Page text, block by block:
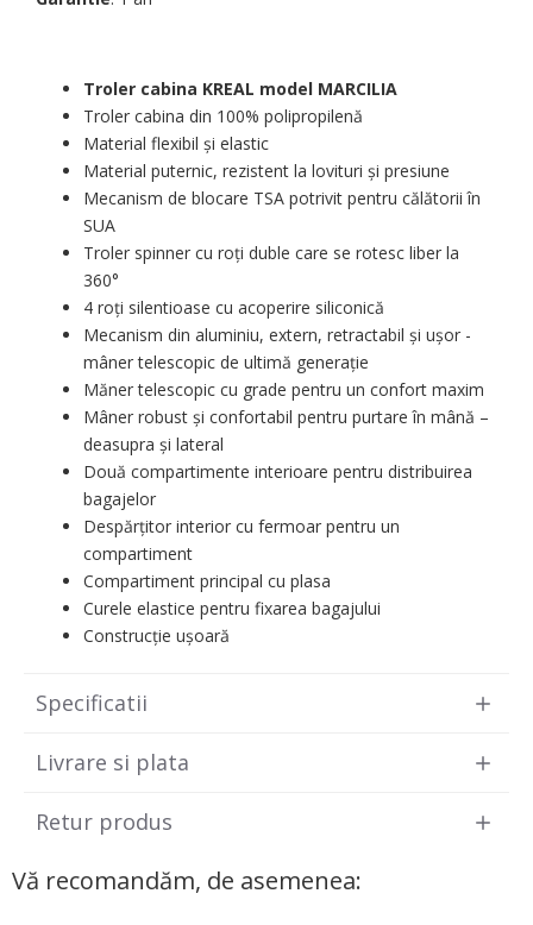
Troler cabina KREAL model MARCILIA
Troler cabina din 100% polipropilenă
Material flexibil și elastic
Material puternic, rezistent la lovituri și presiune
Mecanism de blocare TSA potrivit pentru călătorii în
SUA
Troler spinner cu roți duble care se rotesc liber la
360°
4 roți silentioase cu acoperire siliconică
Mecanism din aluminiu, extern, retractabil și ușor -
mâner telescopic de ultimă generație
Măner telescopic cu grade pentru un confort maxim
Mâner robust și confortabil pentru purtare în mână –
deasupra și lateral
Două compartimente interioare pentru distribuirea
bagajelor
Despărțitor interior cu fermoar pentru un
compartiment
Compartiment principal cu plasa
Curele elastice pentru fixarea bagajului
Construcție ușoară
Specificatii
Livrare si plata
Retur produs
Vă recomandăm, de asemenea: